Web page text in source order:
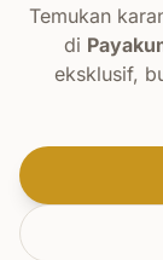
Temukan
di
eksklusif,